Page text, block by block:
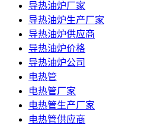
导热油炉厂家
导热油炉生产厂家
导热油炉供应商
导热油炉价格
导热油炉公司
电热管
电热管厂家
电热管生产厂家
电热管供应商